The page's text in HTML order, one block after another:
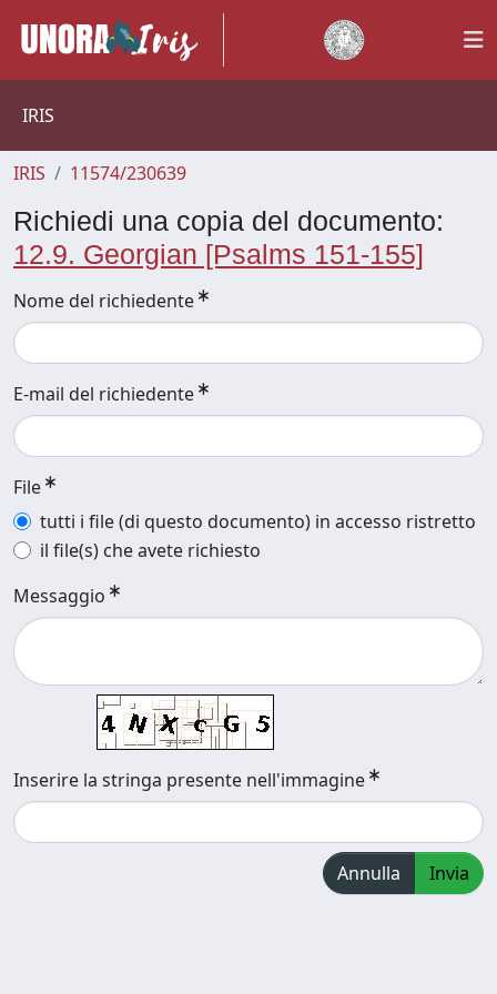
IRIS
IRIS 11574/230639
Richiedi una copia del documento:
12.9. Georgian [Psalms 151-155]
Nome del richiedente
E-mail del richiedente
File
tutti i file (di questo documento) in accesso ristretto
il file(s) che avete richiesto
Messaggio
Inserire la stringa presente nell'immagine
Annulla Invia